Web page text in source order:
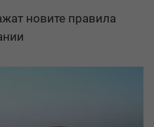
новите правила